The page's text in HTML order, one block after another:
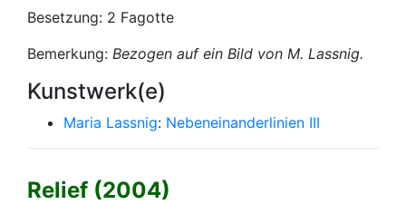
Besetzung: 2 Fagotte
Bemerkung: Bezogen auf ein Bild von M. Lassnig.
Kunstwerk(e)
Maria Lassnig: Nebeneinanderlinien III
Relief (2004)